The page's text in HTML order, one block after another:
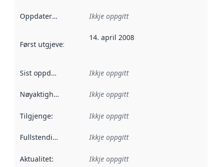
Oppdateringsfrekvens :
Ikkje oppgitt
Først utgjeve: Denne datoen seier når dataa i dette
14. april 2008
Sist oppdatert Ikkje oppgitt
Nøyaktigheit Ikkje oppgitt
Tilgjenge: Ikkje oppgitt
Fullstendigheit Ikkje oppgitt
Aktualitet: Ikkje oppgitt